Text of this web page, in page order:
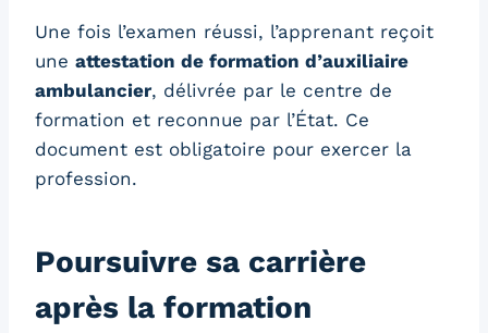
Une fois l’examen réussi, l’apprenant reçoit
une attestation de formation d’auxiliaire
ambulancier, délivrée par le centre de
formation et reconnue par l’État. Ce
document est obligatoire pour exercer la
profession.
Poursuivre sa carrière
après la formation